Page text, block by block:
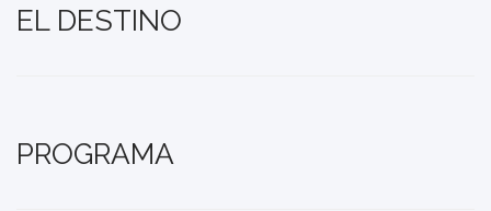
EL DESTINO
PROGRAMA